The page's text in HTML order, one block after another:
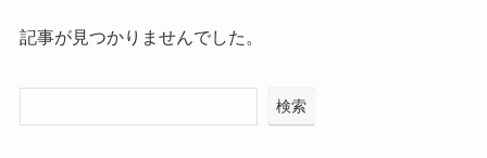
記事が見つかりませんでした。
検索